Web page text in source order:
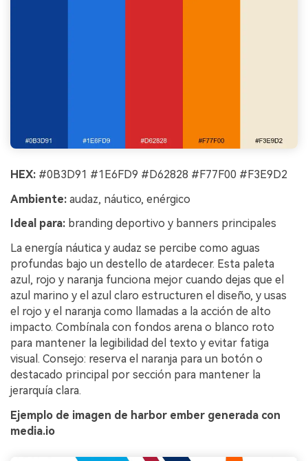
HEX: #0B3D91 #1E6FD9 #D62828 #F77F00 #F3E9D2
Ambiente: audaz, náutico, enérgico
Ideal para: branding deportivo y banners principales
La energía náutica y audaz se percibe como aguas
profundas bajo un destello de atardecer. Esta paleta
azul, rojo y naranja funciona mejor cuando dejas que el
azul marino y el azul claro estructuren el diseño, y usas
el rojo y el naranja como llamadas a la acción de alto
impacto. Combínala con fondos arena o blanco roto
para mantener la legibilidad del texto y evitar fatiga
visual. Consejo: reserva el naranja para un botón o
destacado principal por sección para mantener la
jerarquía clara.
Ejemplo de imagen de harbor ember generada con
media.io